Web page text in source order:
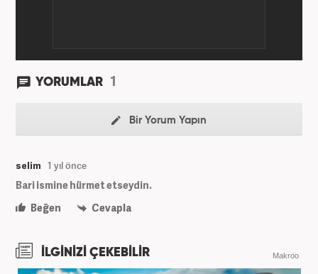
YORUMLAR 1
Bir Yorum Yapın
selim 1 yıl önce
Bari ismine hürmet etseydin.
Beğen
Cevapla
İLGİNİZİ ÇEKEBİLİR Makroo